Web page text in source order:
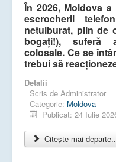
În 2026, Moldova
escrocherii
netulburat, plin de
bogați!), suferă
colosale. Ce se
trebui să
Detalii
Scris de Administrator
Categorie: Moldova
Publicat: 24 Iulie
Citește mai